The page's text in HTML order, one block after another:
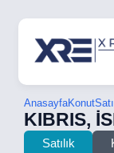
AnasayfaKonut
KIBRIS,
Satılık